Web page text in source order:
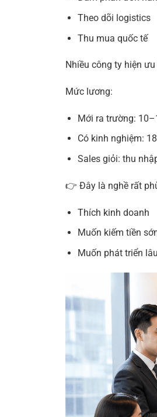
Theo dõi logistics
Thu mua quốc tế
Nhiều công ty hiện
Mức lương:
Mới ra trường:
Có kinh nghiệm:
Sales giỏi: thu
👉 Đây là nghề rất
Thích kinh doanh
Muốn kiếm tiền
Muốn phát triển